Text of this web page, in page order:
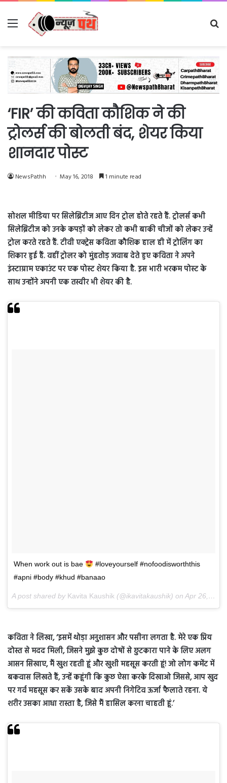
Menu
‘FIR’ की कविता कौशिक ने की
ट्रोलर्स की बोलती बंद, शेयर किया
शानदार पोस्ट
NewsPathh May 16, 2018 1 minute read
सोशल मीडिया पर सिलेब्रिटीज आए दिन ट्रोल होते रहते हैं. ट्रोलर्स कभी
सिलेब्रिटीज को उनके कपड़ों को लेकर तो कभी बाकी चीजों को लेकर उन्हें
ट्रोल करते रहते हैं. टीवी एक्ट्रेस कविता कौशिक हाल ही में ट्रोलिंग का
शिकार हुई हैं. वहीं ट्रोलर को मुंहतोड़ जवाब देते हुए कविता ने अपने
इंस्टाग्राम एकाउंट पर एक पोस्ट शेयर किया है. इस भारी भरकम पोस्ट के
साथ उन्होंने अपनी एक तस्वीर भी शेयर की है.
When work out is bae
#loveyourself #nofoodisworththis
#apni #body #khud #banaao
A post shared by Kavita Kaushik (@ikavitakaushik) on Apr 26, 2018 at 12:41am PDT
कविता ने लिखा, ‘इसमें थोड़ा अनुशासन और पसीना लगता है. मेरे एक प्रिय
दोस्त से मदद मिली, जिसने मुझे कुछ दोषों से छुटकारा पाने के लिए अलग
आसन सिखाए, मैं खुश रहती हूं और खुशी महसूस करती हूं! जो लोग कमेंट में
बकवास लिखते हैं, उन्हें कहूंगी कि कुछ ऐसा करके दि‍खाओ जिससे, आप खुद
पर गर्व महसूस कर सकें उसके बाद अपनी निगेटिव ऊर्जा फैलाते रहना. ये
शरीर उसका आधा रास्ता है, जिसे मैं हासिल करना चाहती हूं.’